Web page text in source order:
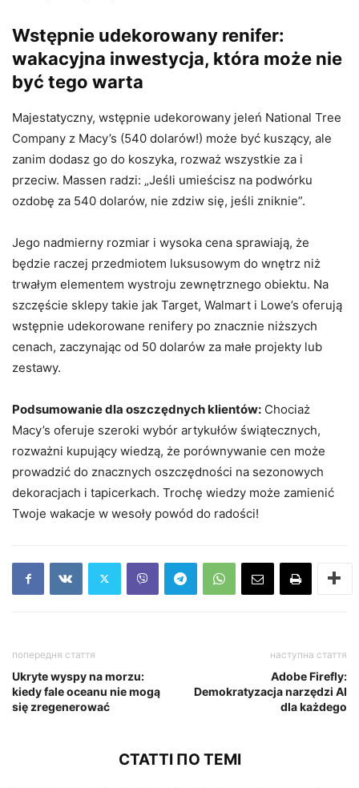
Wstępnie udekorowany renifer:
wakacyjna inwestycja, która może nie
być tego warta
Majestatyczny, wstępnie udekorowany jeleń National Tree
Company z Macy’s (540 dolarów!) może być kuszący, ale
zanim dodasz go do koszyka, rozważ wszystkie za i
przeciw. Massen radzi: „Jeśli umieścisz na podwórku
ozdobę za 540 dolarów, nie zdziw się, jeśli zniknie”.
Jego nadmierny rozmiar i wysoka cena sprawiają, że
będzie raczej przedmiotem luksusowym do wnętrz niż
trwałym elementem wystroju zewnętrznego obiektu. Na
szczęście sklepy takie jak Target, Walmart i Lowe’s oferują
wstępnie udekorowane renifery po znacznie niższych
cenach, zaczynając od 50 dolarów za małe projekty lub
zestawy.
Podsumowanie dla oszczędnych klientów: Chociaż
Macy’s oferuje szeroki wybór artykułów świątecznych,
rozważni kupujący wiedzą, że porównywanie cen może
prowadzić do znacznych oszczędności na sezonowych
dekoracjach i tapicerkach. Trochę wiedzy może zamienić
Twoje wakacje w wesoły powód do radości!
попередня стаття
Ukryte wyspy na morzu:
kiedy fale oceanu nie mogą
się zregenerować
наступна стаття
Adobe Firefly:
Demokratyzacja narzędzi AI
dla każdego
СТАТТІ ПО ТЕМІ